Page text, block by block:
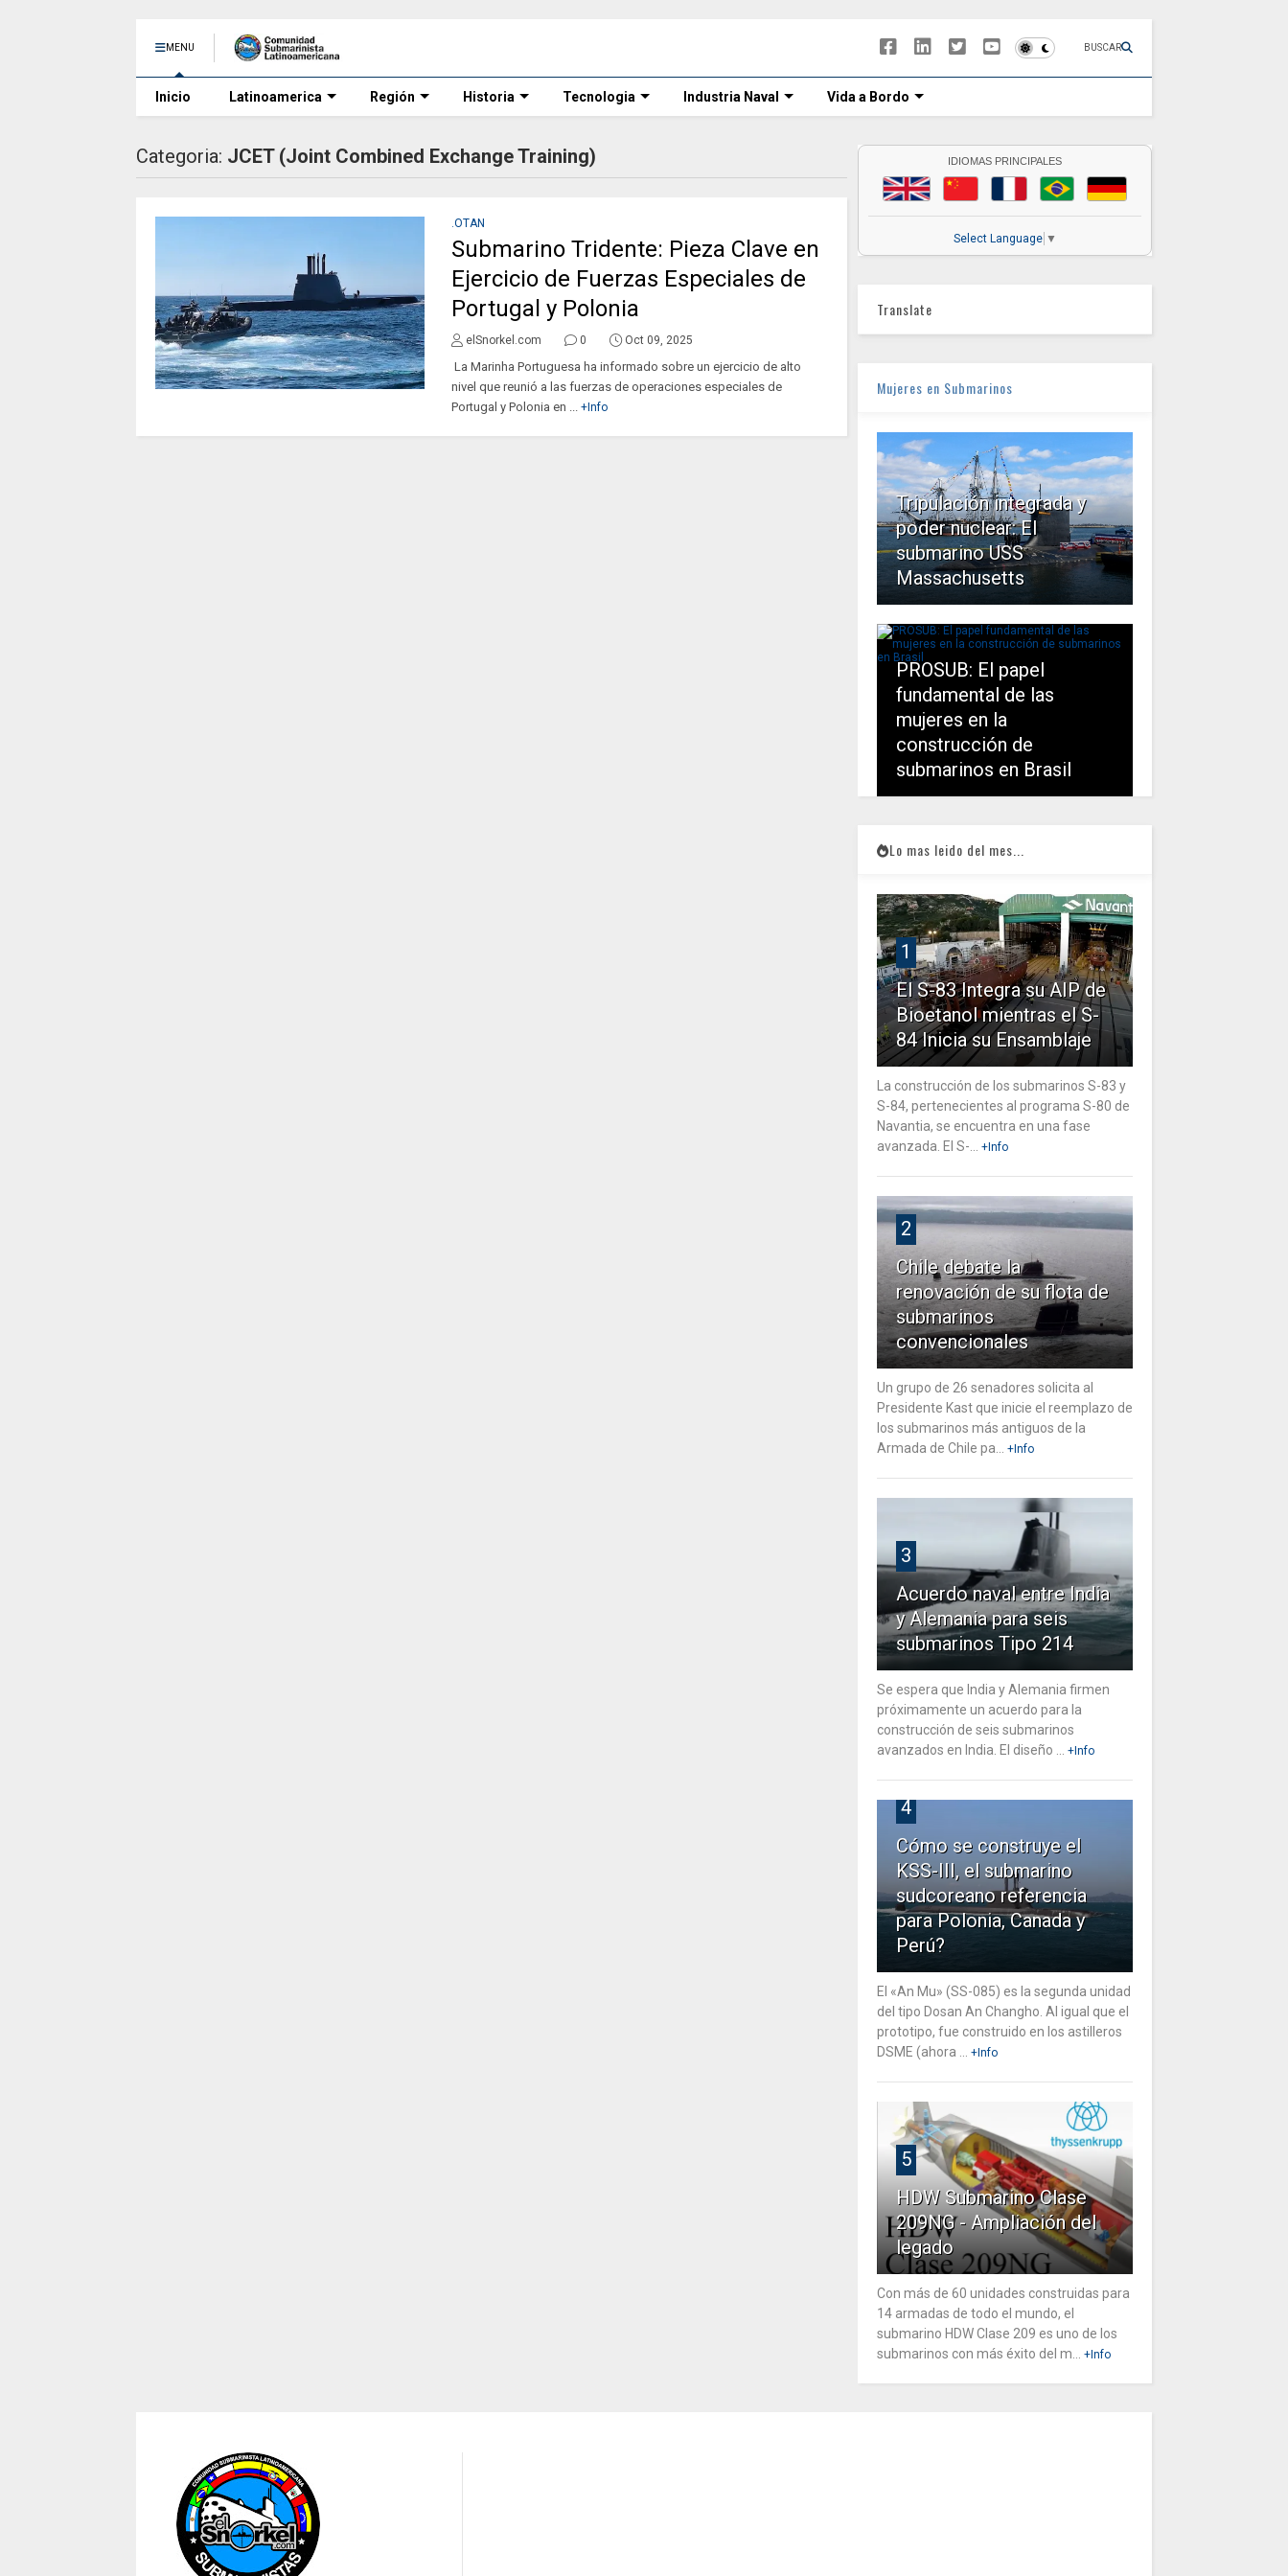
MENU BUSCAR
Inicio Latinoamerica Región Historia Tecnologia Industria Naval Vida a Bordo
Categoria: JCET (Joint Combined Exchange Training)
.OTAN
Submarino Tridente: Pieza Clave en
Ejercicio de Fuerzas Especiales de
Portugal y Polonia
elSnorkel.com 0 Oct 09, 2025
La Marinha Portuguesa ha informado sobre un ejercicio de alto
nivel que reunió a las fuerzas de operaciones especiales de
Portugal y Polonia en ... +Info
IDIOMAS PRINCIPALES
Select Language ▼
Translate
Mujeres en Submarinos
Tripulación integrada y
poder nuclear: El
submarino USS
Massachusetts
PROSUB: El papel
fundamental de las
mujeres en la
construcción de
submarinos en Brasil
Lo mas leido del mes...
1
El S-83 Integra su AIP de
Bioetanol mientras el S-
84 Inicia su Ensamblaje
La construcción de los submarinos S-83 y
S-84, pertenecientes al programa S-80 de
Navantia, se encuentra en una fase
avanzada. El S-...
+Info
2
Chile debate la
renovación de su flota de
submarinos
convencionales
Un grupo de 26 senadores solicita al
Presidente Kast que inicie el reemplazo de
los submarinos más antiguos de la
Armada de Chile pa...
+Info
3
Acuerdo naval entre India
y Alemania para seis
submarinos Tipo 214
Se espera que India y Alemania firmen
próximamente un acuerdo para la
construcción de seis submarinos
avanzados en India. El diseño ...
+Info
4
Cómo se construye el
KSS-III, el submarino
sudcoreano referencia
para Polonia, Canada y
Perú?
El «An Mu» (SS-085) es la segunda unidad
del tipo Dosan An Changho. Al igual que el
prototipo, fue construido en los astilleros
DSME (ahora ...
+Info
5
HDW Submarino Clase
209NG - Ampliación del
legado
Con más de 60 unidades construidas para
14 armadas de todo el mundo, el
submarino HDW Clase 209 es uno de los
submarinos con más éxito del m...
+Info